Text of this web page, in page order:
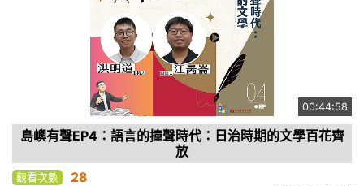
00:44:58
島嶼有聲EP4：語言的撞聲時代：日治時期的文學百花齊
放
觀看次數 28